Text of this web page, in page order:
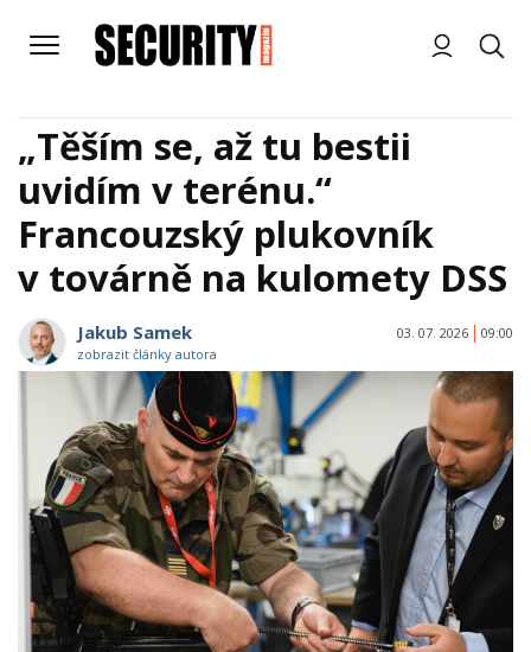
„Těším se, až tu bestii
uvidím v terénu.“
Francouzský plukovník
v továrně na kulomety DSS
Jakub Samek
zobrazit články autora
03. 07. 2026 09:00